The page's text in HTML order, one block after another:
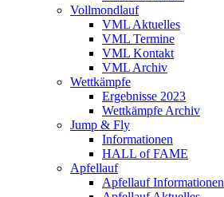
Vollmondlauf
VML Aktuelles
VML Termine
VML Kontakt
VML Archiv
Wettkämpfe
Ergebnisse 2023
Wettkämpfe Archiv
Jump & Fly
Informationen
HALL of FAME
Apfellauf
Apfellauf Informationen